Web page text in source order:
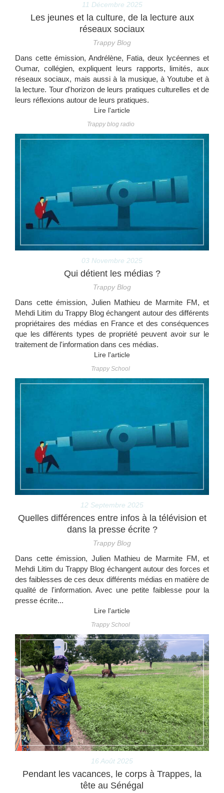
11 Décembre 2025
Les jeunes et la culture, de la lecture aux
réseaux sociaux
Trappy Blog
Dans cette émission, Andrélène, Fatia, deux lycéennes et
Oumar, collégien, expliquent leurs rapports, limités, aux
réseaux sociaux, mais aussi à la musique, à Youtube et à
la lecture. Tour d'horizon de leurs pratiques culturelles et de
leurs réflexions autour de leurs pratiques.
Lire l'article
Trappy blog radio
03 Novembre 2025
Qui détient les médias ?
Trappy Blog
Dans cette émission, Julien Mathieu de Marmite FM, et
Mehdi Litim du Trappy Blog échangent autour des différents
propriétaires des médias en France et des conséquences
que les différents types de propriété peuvent avoir sur le
traitement de l'information dans ces médias.
Lire l'article
Trappy School
12 Septembre 2025
Quelles différences entre infos à la télévision et
dans la presse écrite ?
Trappy Blog
Dans cette émission, Julien Mathieu de Marmite FM, et
Mehdi Litim du Trappy Blog échangent autour des forces et
des faiblesses de ces deux différents médias en matière de
qualité de l'information. Avec une petite faiblesse pour la
presse écrite...
Lire l'article
Trappy School
16 Août 2025
Pendant les vacances, le corps à Trappes, la
tête au Sénégal